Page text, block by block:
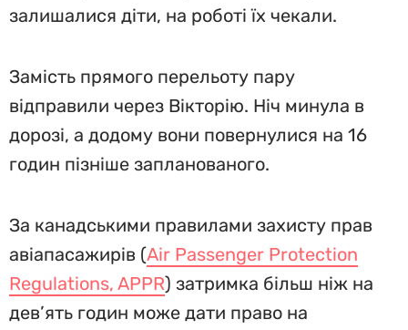
залишалися діти, на роботі їх чекали.
Замість прямого перельоту пару
відправили через Вікторію. Ніч минула в
дорозі, а додому вони повернулися на 16
годин пізніше запланованого.
За канадськими правилами захисту прав
авіапасажирів (Air Passenger Protection
Regulations, APPR) затримка більш ніж на
дев’ять годин може дати право на